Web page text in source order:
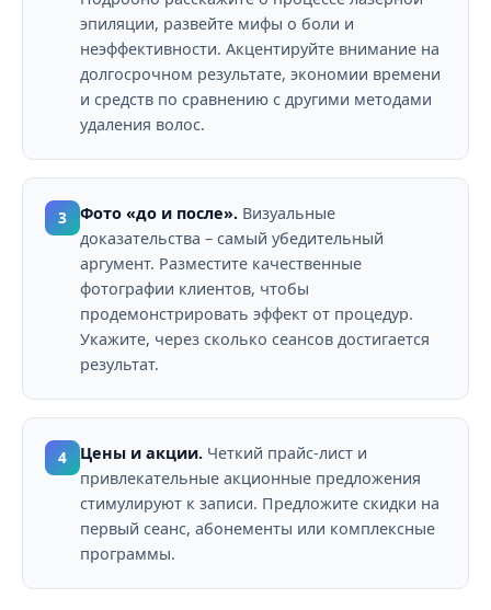
эпиляции, развейте мифы о боли и
неэффективности. Акцентируйте внимание на
долгосрочном результате, экономии времени
и средств по сравнению с другими методами
удаления волос.
3 Фото «до и после». Визуальные
доказательства – самый убедительный
аргумент. Разместите качественные
фотографии клиентов, чтобы
продемонстрировать эффект от процедур.
Укажите, через сколько сеансов достигается
результат.
4 Цены и акции. Четкий прайс-лист и
привлекательные акционные предложения
стимулируют к записи. Предложите скидки на
первый сеанс, абонементы или комплексные
программы.